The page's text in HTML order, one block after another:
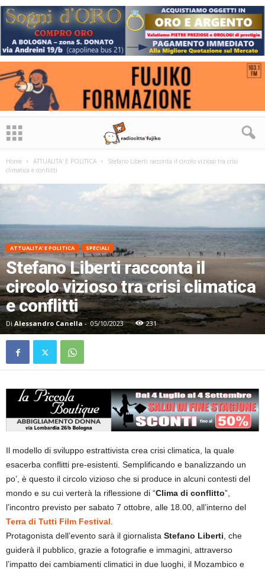
Home ATTUALITA' E POLITICA
Stefano Liberti racconta il circolo vizioso tra crisi
climatica e conflitti
ATTUALITA' E POLITICA SPECIALI
Stefano Liberti racconta il
circolo vizioso tra crisi climatica
e conflitti
Di Alessandro Canella - 05/10/2023 231
Il modello di sviluppo estrattivista crea crisi climatica, la quale
esacerba conflitti pre-esistenti. Semplificando e banalizzando un
po’, è questo il circolo vizioso che si produce in alcuni contesti del
mondo e su cui verterà la riflessione di “Clima di conflitto”,
l’incontro previsto per sabato 7 ottobre, alle 18.00, all’interno del
Terra di Tutti Film Festival.
Protagonista dell’evento sarà il giornalista Stefano Liberti, che
guiderà il pubblico, grazie a fotografie e immagini, attraverso
l’impatto dei cambiamenti climatici in due luoghi, il Mozambico e